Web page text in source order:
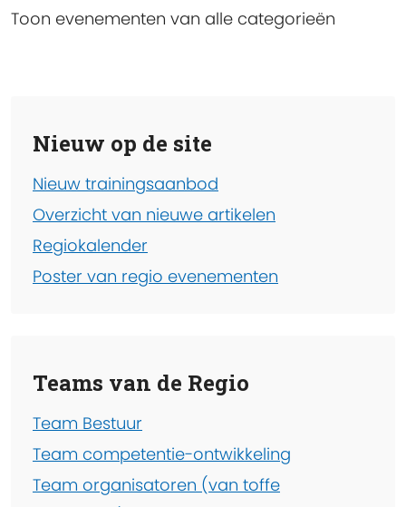
Toon evenementen van alle categorieën
Nieuw op de site
Nieuw trainingsaanbod
Overzicht van nieuwe artikelen
Regiokalender
Poster van regio evenementen
Teams van de Regio
Team Bestuur
Team competentie-ontwikkeling
Team organisatoren (van toffe